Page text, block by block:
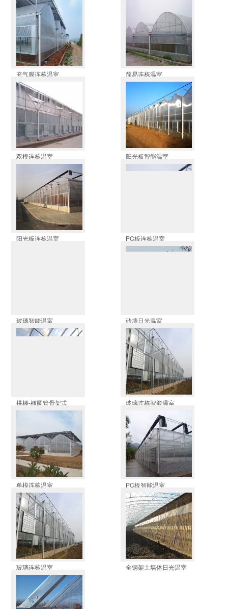
充气膜连栋温室 简易连栋温室
双模连栋温室 阳光板智能温室
阳光板连栋温室 PC板连栋温室
玻璃智能温室 砖墙日光温室
拱棚-椭圆管骨架式 玻璃连栋智能温室
单模连栋温室 PC板智能温室
玻璃连栋温室 全钢架土墙体日光温室